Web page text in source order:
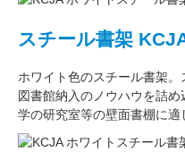
スチール書架
ホワイト色のスチール書架。
図書館納入のノウハウを詰め
学の研究室等の壁面書棚に適